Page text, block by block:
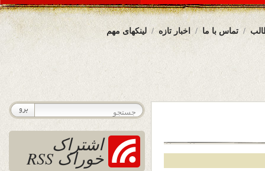
لینکهای مهم اخبار تازه تماس با ما
اشتراک
خوراک RSS